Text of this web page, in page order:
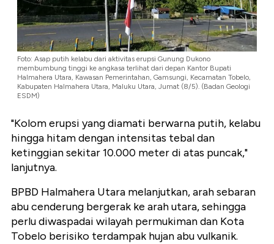
Foto: Asap putih kelabu dari aktivitas erupsi Gunung Dukono
membumbung tinggi ke angkasa terlihat dari depan Kantor Bupati
Halmahera Utara, Kawasan Pemerintahan, Gamsungi, Kecamatan Tobelo,
Kabupaten Halmahera Utara, Maluku Utara, Jumat (8/5). (Badan Geologi
ESDM)
"Kolom erupsi yang diamati berwarna putih, kelabu
hingga hitam dengan intensitas tebal dan
ketinggian sekitar 10.000 meter di atas puncak,"
lanjutnya.
BPBD Halmahera Utara melanjutkan, arah sebaran
abu cenderung bergerak ke arah utara, sehingga
perlu diwaspadai wilayah permukiman dan Kota
Tobelo berisiko terdampak hujan abu vulkanik.